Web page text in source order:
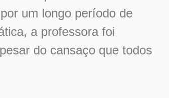
um longo período de
a professora foi
do cansaço que todos